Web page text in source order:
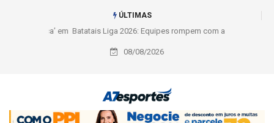
ÚLTIMAS
Liga 2026: Equipes rompem com a LABE na Série Ouro e entidade define
a 2° fase, times e formato
08/08/2026